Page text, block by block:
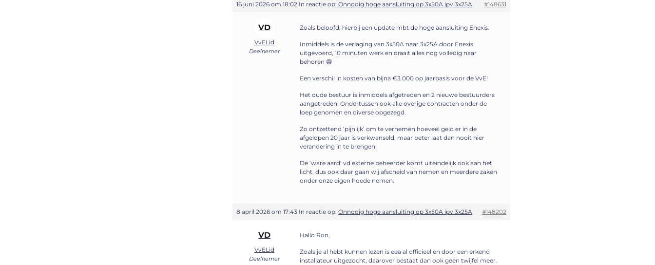
16 juni 2026 om 18:02 In reactie op: Onnodig hoge aansluiting op 3x50A ipv 3x25A #148631
VD
VvELid
Deelnemer
Zoals beloofd, hierbij een update mbt de hoge aansluiting Enexis.
Inmiddels is de verlaging van 3x50A naar 3x25A door Enexis
uitgevoerd, 10 minuten werk en draait alles nog volledig naar
behoren 😁
Een verschil in kosten van bijna €3.000 op jaarbasis voor de VvE!
Het oude bestuur is inmiddels afgetreden en 2 nieuwe bestuurders
aangetreden. Ondertussen ook alle overige contracten onder de
loep genomen en diverse opgezegd.
Zo ontzettend ‘pijnlijk’ om te vernemen hoeveel geld er in de
afgelopen 20 jaar is verkwanseld, maar beter laat dan nooit hier
verandering in te brengen!
De ‘ware aard’ vd externe beheerder komt uiteindelijk ook aan het
licht, dus ook daar gaan wij afscheid van nemen en meerdere zaken
onder onze eigen hoede nemen.
8 april 2026 om 17:43 In reactie op: Onnodig hoge aansluiting op 3x50A ipv 3x25A #148202
VD
VvELid
Deelnemer
Hallo Ron,
Zoals je al hebt kunnen lezen is eea al officieel en door een erkend
installateur uitgezocht, daarover bestaat dan ook geen twijfel meer.